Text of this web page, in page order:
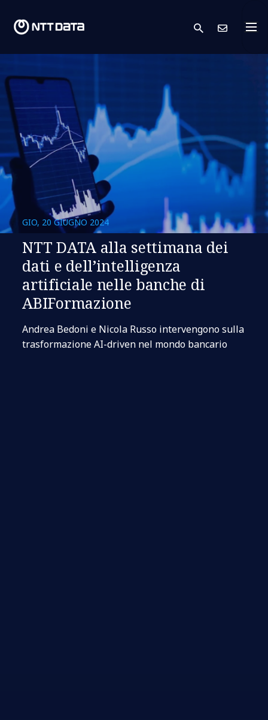
search
GIO, 20 GIUGNO 2024
NTT DATA alla settimana dei
dati e dell’intelligenza
artificiale nelle banche di
ABIFormazione
Andrea Bedoni e Nicola Russo intervengono sulla
trasformazione AI-driven nel mondo bancario